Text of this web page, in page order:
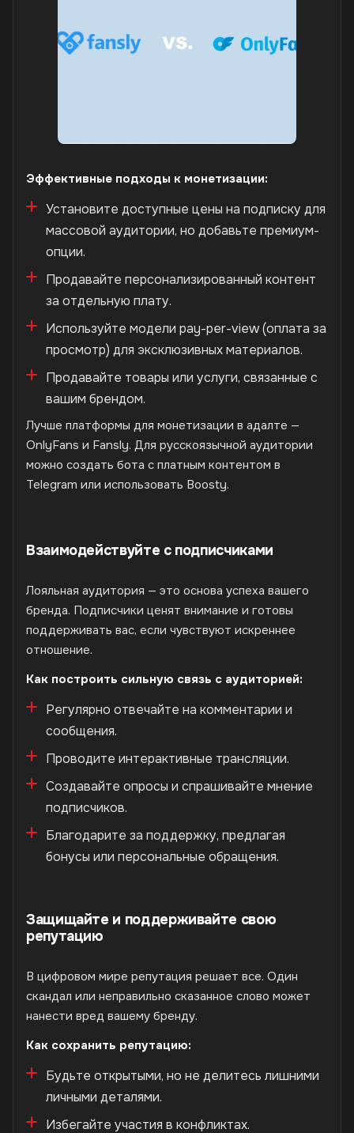
Эффективные подходы к монетизации:
Установите доступные цены на подписку для
массовой аудитории, но добавьте премиум-
опции.
Продавайте персонализированный контент
за отдельную плату.
Используйте модели pay-per-view (оплата за
просмотр) для эксклюзивных материалов.
Продавайте товары или услуги, связанные с
вашим брендом.
Лучше платформы для монетизации в адалте —
OnlyFans и Fansly. Для русскоязычной аудитории
можно создать бота с платным контентом в
Telegram или использовать Boosty.
Взаимодействуйте с подписчиками
Лояльная аудитория — это основа успеха вашего
бренда. Подписчики ценят внимание и готовы
поддерживать вас, если чувствуют искреннее
отношение.
Как построить сильную связь с аудиторией:
Регулярно отвечайте на комментарии и
сообщения.
Проводите интерактивные трансляции.
Создавайте опросы и спрашивайте мнение
подписчиков.
Благодарите за поддержку, предлагая
бонусы или персональные обращения.
Защищайте и поддерживайте свою
репутацию
В цифровом мире репутация решает все. Один
скандал или неправильно сказанное слово может
нанести вред вашему бренду.
Как сохранить репутацию:
Будьте открытыми, но не делитесь лишними
личными деталями.
Избегайте участия в конфликтах.